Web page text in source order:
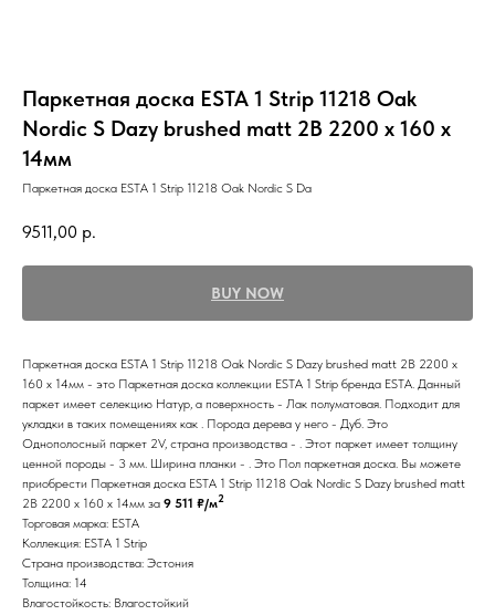
Паркетная доска ESTA 1 Strip 11218 Oak
Nordic S Dazy brushed matt 2B 2200 x 160 x
14мм
Паркетная доска ESTA 1 Strip 11218 Oak Nordic S Da
9511,00 р.
BUY NOW
Паркетная доска ESTA 1 Strip 11218 Oak Nordic S Dazy brushed matt 2B 2200 x
160 x 14мм - это Паркетная доска коллекции ESTA 1 Strip бренда ESTA. Данный
паркет имеет селекцию Натур, а поверхность - Лак полуматовая. Подходит для
укладки в таких помещениях как . Порода дерева у него - Дуб. Это
Однополосный паркет 2V, страна производства - . Этот паркет имеет толщину
ценной породы - 3 мм. Ширина планки - . Это Пол паркетная доска. Вы можете
приобрести Паркетная доска ESTA 1 Strip 11218 Oak Nordic S Dazy brushed matt
2B 2200 x 160 x 14мм за 9 511 ₽/м2
Торговая марка: ESTA
Коллекция: ESTA 1 Strip
Страна производства: Эстония
Толщина: 14
Влагостойкость: Влагостойкий